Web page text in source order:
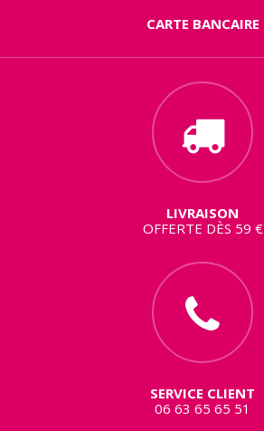
CARTE BANCAIRE
LIVRAISON
OFFERTE DÈS 59 €
SERVICE CLIENT
06 63 65 65 51